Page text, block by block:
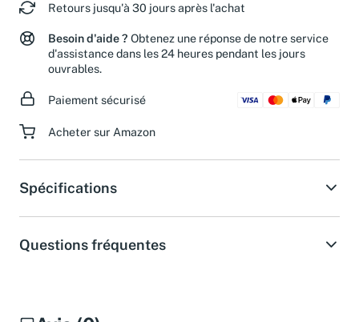
Retours jusqu'à 30 jours après l'achat
Besoin d'aide ? Obtenez une réponse de notre service
d'assistance dans les 24 heures pendant les jours
ouvrables.
Paiement sécurisé
Acheter sur Amazon
Spécifications
Questions fréquentes